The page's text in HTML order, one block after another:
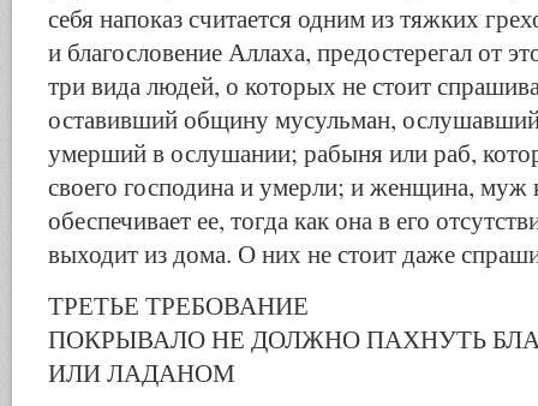
себя напоказ считается одним из тяжких
и благословение Аллаха, предостерегал от
три вида людей, о которых не стоит
оставивший общину мусульман,
умерший в ослушании; рабыня или раб,
своего господина и умерли; и женщина, муж
обеспечивает ее, тогда как она в его
выходит из дома. О них не стоит даже
ТРЕТЬЕ ТРЕБОВАНИЕ
ПОКРЫВАЛО НЕ ДОЛЖНО ПАХНУТЬ
ИЛИ ЛАДАНОМ